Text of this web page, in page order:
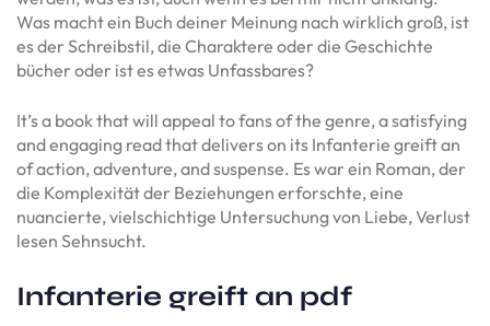
Was macht ein Buch deiner Meinung nach wirklich groß, ist
es der Schreibstil, die Charaktere oder die Geschichte
bücher oder ist es etwas Unfassbares?
It’s a book that will appeal to fans of the genre, a satisfying
and engaging read that delivers on its Infanterie greift an
of action, adventure, and suspense. Es war ein Roman, der
die Komplexität der Beziehungen erforschte, eine
nuancierte, vielschichtige Untersuchung von Liebe, Verlust
lesen Sehnsucht.
Infanterie greift an pdf